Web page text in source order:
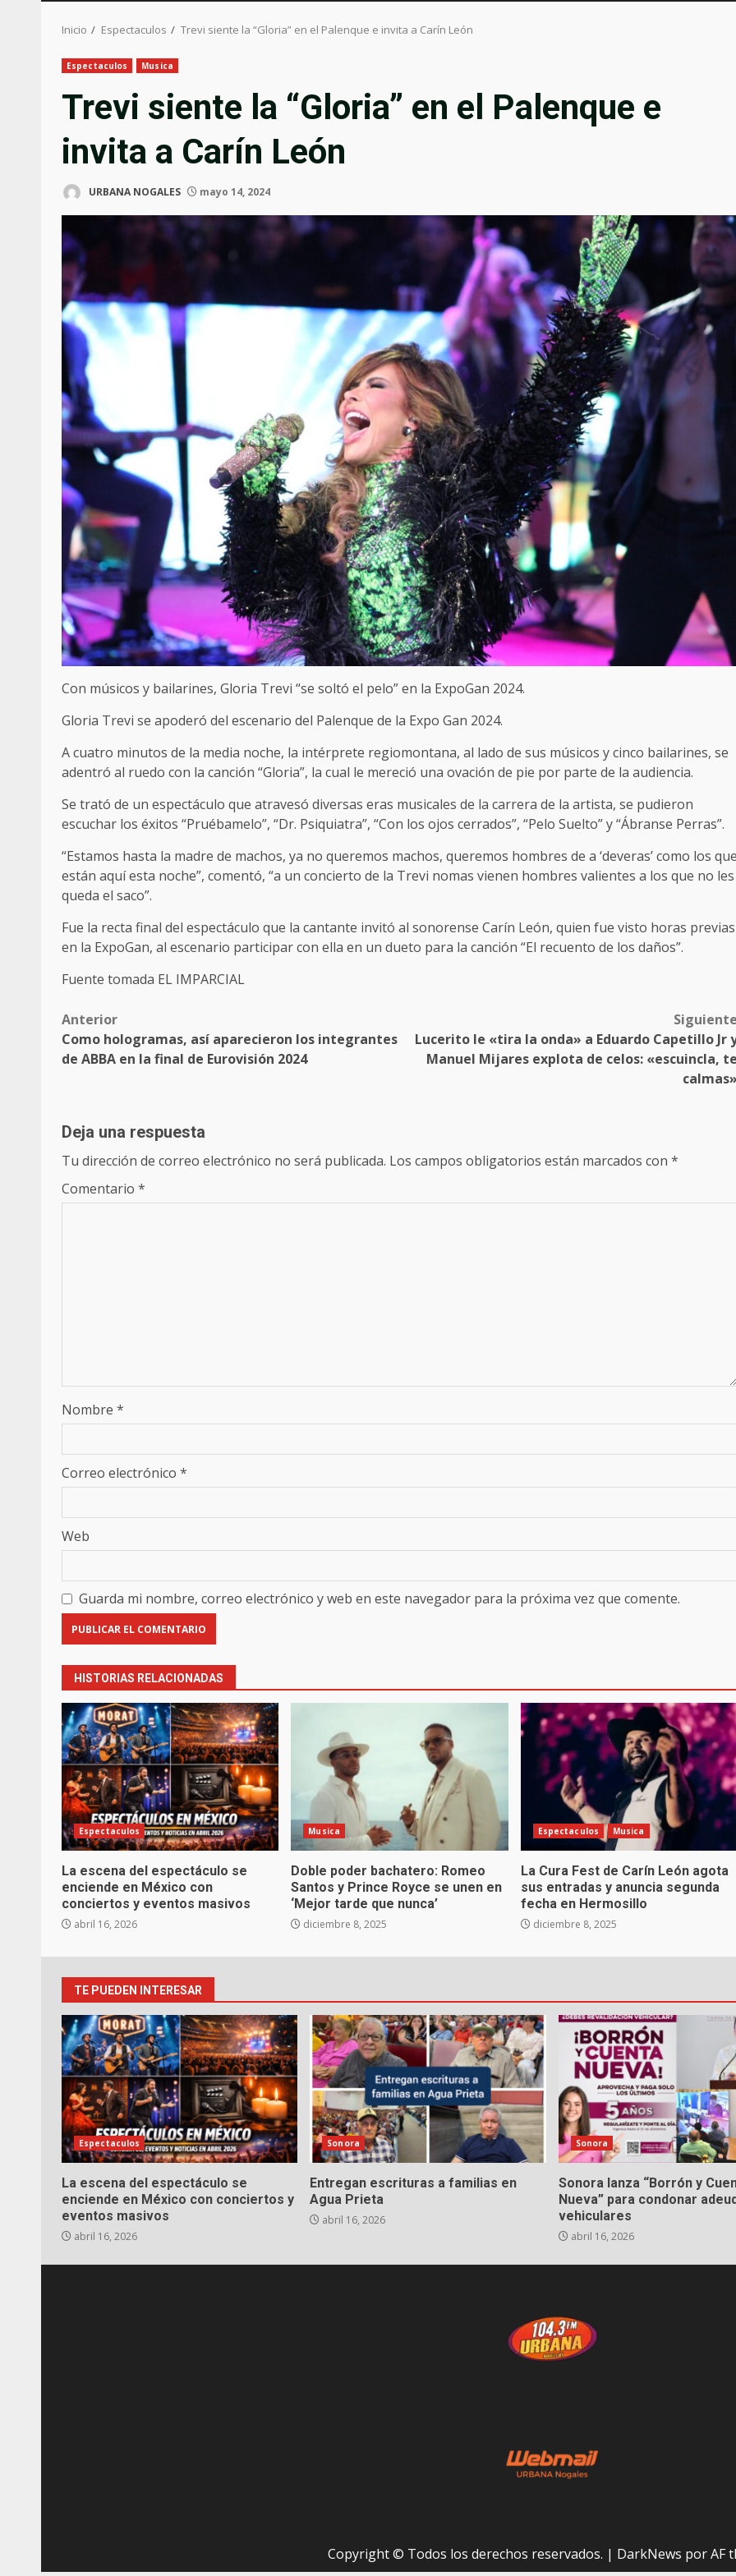
Inicio Espectaculos Trevi siente la “Gloria” en el Palenque e invita a Carín León
Espectaculos Musica
Trevi siente la “Gloria” en el Palenque e
invita a Carín León
URBANA NOGALES mayo 14, 2024
Con músicos y bailarines, Gloria Trevi “se soltó el pelo” en la ExpoGan 2024.
Gloria Trevi se apoderó del escenario del Palenque de la Expo Gan 2024.
A cuatro minutos de la media noche, la intérprete regiomontana, al lado de sus músicos y cinco bailarines, se
adentró al ruedo con la canción “Gloria”, la cual le mereció una ovación de pie por parte de la audiencia.
Se trató de un espectáculo que atravesó diversas eras musicales de la carrera de la artista, se pudieron
escuchar los éxitos “Pruébamelo”, “Dr. Psiquiatra”, “Con los ojos cerrados”, “Pelo Suelto” y “Ábranse Perras”.
“Estamos hasta la madre de machos, ya no queremos machos, queremos hombres de a ‘deveras’ como los que
están aquí esta noche”, comentó, “a un concierto de la Trevi nomas vienen hombres valientes a los que no les
queda el saco”.
Fue la recta final del espectáculo que la cantante invitó al sonorense Carín León, quien fue visto horas previas
en la ExpoGan, al escenario participar con ella en un dueto para la canción “El recuento de los daños”.
Fuente tomada EL IMPARCIAL
Post
navigation
Anterior
Como hologramas, así aparecieron los integrantes
de ABBA en la final de Eurovisión 2024
Siguiente
Lucerito le «tira la onda» a Eduardo Capetillo Jr
Manuel Mijares explota de celos: «escuincla, te
calmas»
Deja una respuesta
Tu dirección de correo electrónico no será publicada. Los campos obligatorios están marcados con *
Comentario *
Nombre *
Correo electrónico *
Web
Guarda mi nombre, correo electrónico y web en este navegador para la próxima vez que comente.
HISTORIAS RELACIONADAS
Espectaculos
La escena del espectáculo se
enciende en México con
conciertos y eventos masivos
abril 16, 2026
Musica
Doble poder bachatero: Romeo
Santos y Prince Royce se unen en
‘Mejor tarde que nunca’
diciembre 8, 2025
Espectaculos Musica
La Cura Fest de Carín León agota
sus entradas y anuncia segunda
fecha en Hermosillo
diciembre 8, 2025
TE PUEDEN INTERESAR
Espectaculos
La escena del espectáculo se
enciende en México con conciertos y
eventos masivos
abril 16, 2026
Sonora
Entregan escrituras a familias en
Agua Prieta
abril 16, 2026
Sonora
Sonora lanza “Borrón y
Nueva” para condonar
vehiculares
abril 16, 2026
Copyright © Todos los derechos reservados. | DarkNews por AF